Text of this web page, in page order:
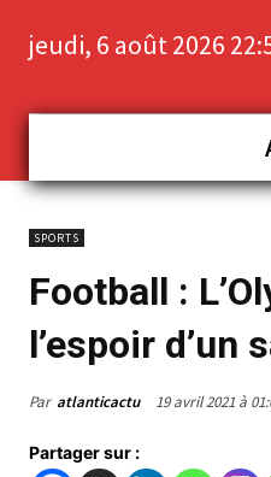
jeudi, 6 août 2026
SPORTS
Football :
l’espoir d’un
Par atlanticactu 19 avril 2021 à
Partager sur :